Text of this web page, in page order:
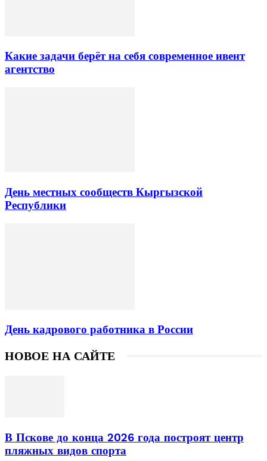
Какие задачи берёт на себя современное ивент
агентство
День местных сообществ Кыргызской
Республики
День кадрового работника в России
НОВОЕ НА САЙТЕ
В Пскове до конца 2026 года построят центр
пляжных видов спорта